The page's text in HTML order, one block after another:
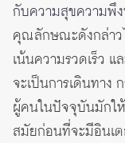
กับความสุขความพึ
คุณลักษณะดังกล่าว
เน้นความรวดเร็ว
จะเป็นการเดินทาง
ผู้คนในปัจจุบันมักใ
สมัยก่อนที่จะมีอินเ